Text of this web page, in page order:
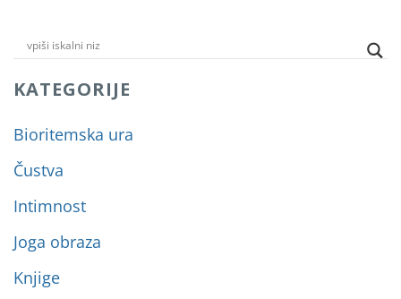
KATEGORIJE
Bioritemska ura
Čustva
Intimnost
Joga obraza
Knjige